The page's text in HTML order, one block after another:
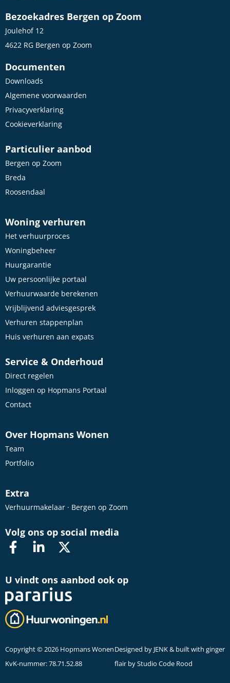
Bezoekadres Bergen op Zoom
Joulehof 12
4622 RG Bergen op Zoom
Documenten
Downloads
Algemene voorwaarden
Privacyverklaring
Cookieverklaring
Particulier aanbod
Bergen op Zoom
Breda
Roosendaal
Woning verhuren
Het verhuurproces
Woningbeheer
Huurgarantie
Uw persoonlijke portaal
Verhuurwaarde berekenen
Vrijblijvend adviesgesprek
Verhuren stappenplan
Huis verhuren aan expats
Service & Onderhoud
Direct regelen
Inloggen op Hopmans Portaal
Contact
Over Hopmans Wonen
Team
Portfolio
Extra
Verhuurmakelaar · Bergen op Zoom
Volg ons op social media
U vindt ons aanbod ook op
Copyright © 2026 Hopmans Wonen
KvK-nummer: 78.71.52.88
Designed by JENK& built with ginger
flair byStudio Code Rood